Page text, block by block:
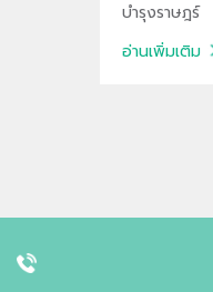
บำรุงราษฎร์
อ่านเพิ่มเติม